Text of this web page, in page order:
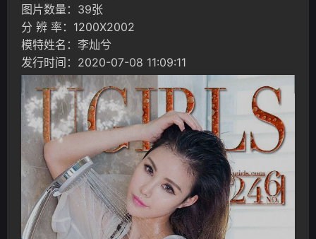
图片数量：39张
分 辨 率：1200X2002
模特姓名：李灿兮
发行时间：2020-07-08 11:09:11